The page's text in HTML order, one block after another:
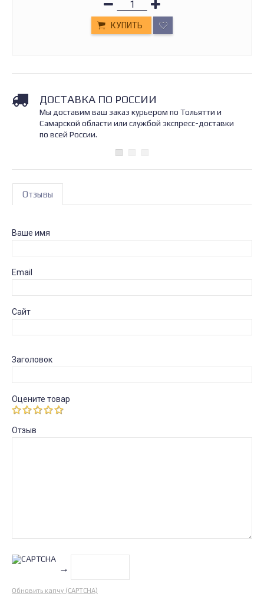
КУПИТЬ
ДОСТАВКА ПО РОССИИ
Мы доставим ваш заказ курьером по Тольятти и
Самарской области или службой экспресс-доставки
по всей России.
Отзывы
Ваше имя
Email
Сайт
Заголовок
Оцените товар
Отзыв
→
Обновить капчу (CAPTCHA)